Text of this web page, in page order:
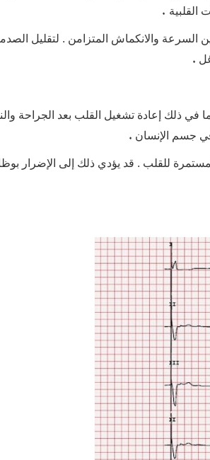
القلبية .
السرعة والانكماش المتزامن . لتقليل
.
في ذلك إعادة تشغيل القلب بعد الجراحة
في جسم الإنسان .
للقلب . قد يؤدي ذلك إلى الإضرار